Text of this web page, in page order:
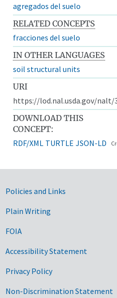
agregados del suelo
RELATED CONCEPTS
fracciones del suelo
IN OTHER LANGUAGES
soil structural units
URI
https://lod.nal.usda.gov/nalt/
DOWNLOAD THIS
CONCEPT:
RDF/XML TURTLE JSON-LD
Government
Policies and Links
Plain Writing
FOIA
Accessibility Statement
Privacy Policy
Non-Discrimination Statement